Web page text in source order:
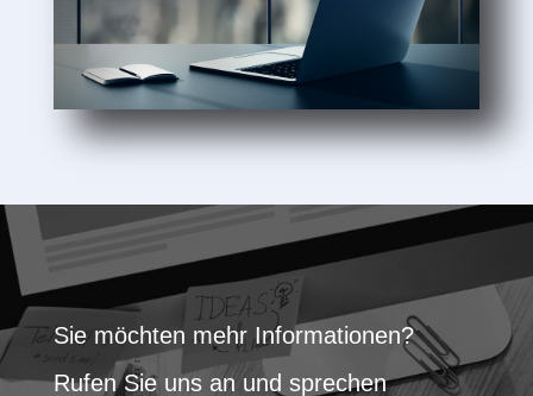
Sie möchten mehr Informationen?
Rufen Sie uns an und sprechen